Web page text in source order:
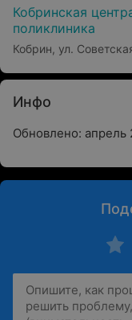
Кобринская
поликлиника
Кобрин, ул.
Инфо
Обновлено: апрель